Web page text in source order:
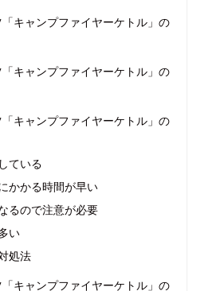
キャンプファイヤーケトル」の
キャンプファイヤーケトル」の
キャンプファイヤーケトル」の
ている
かかる時間が早い
るので注意が必要
い
処法
キャンプファイヤーケトル」の